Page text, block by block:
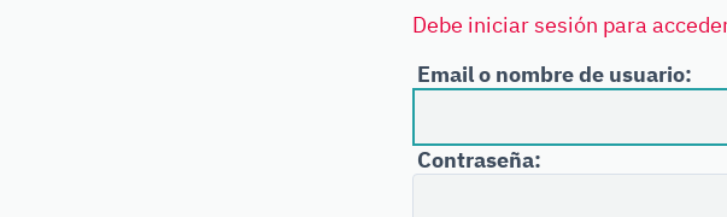
Debe iniciar sesión para
Email o nombre de usuario:
Contraseña: